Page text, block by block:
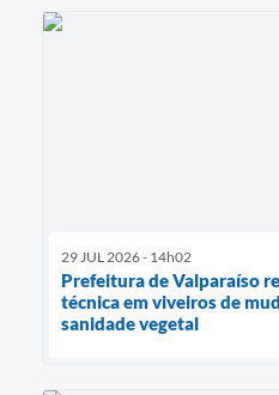
29 JUL 2026 - 14h02
Prefeitura de Valparaíso
técnica em viveiros de
sanidade vegetal